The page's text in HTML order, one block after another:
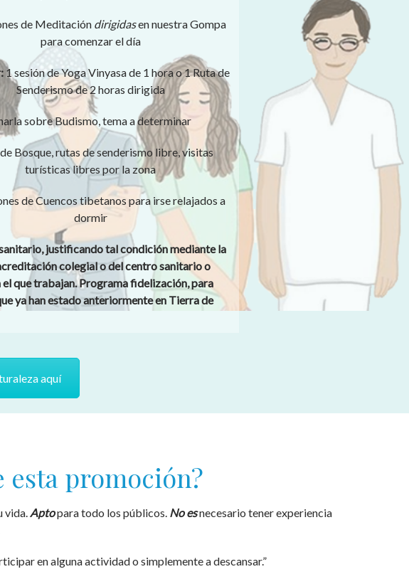
de Meditación dirigidasen nuestra Gompa
para comenzar el día
1 sesión de Yoga Vinyasa de 1 hora o 1 Ruta de
Senderismo de 2 horas dirigida
sobre Budismo, tema a determinar
Bosque, rutas de senderismo libre, visitas
turísticas libres por la zona
de Cuencos tibetanos para irse relajados a
dormir
justificando tal condición mediante la
colegial o del centro sanitario o
el que trabajan. Programa fidelización, para
ya han estado anteriormente en Tierra de
aquí
promoción?
vida.Aptopara todo los públicos. No esnecesario tener experiencia
en alguna actividad o simplemente a descansar.”